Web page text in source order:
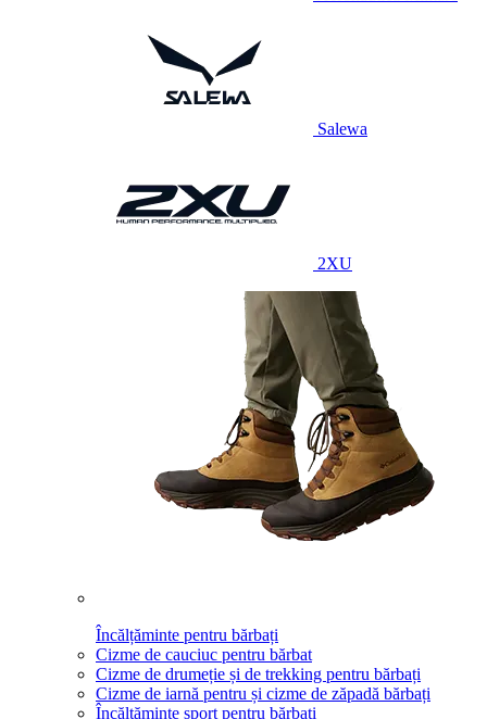
Salewa
2XU
Încălțăminte pentru bărbați
Cizme de cauciuc pentru bărbat
Cizme de drumeție și de trekking pentru bărbați
Cizme de iarnă pentru și cizme de zăpadă bărbați
Încălțăminte sport pentru bărbați